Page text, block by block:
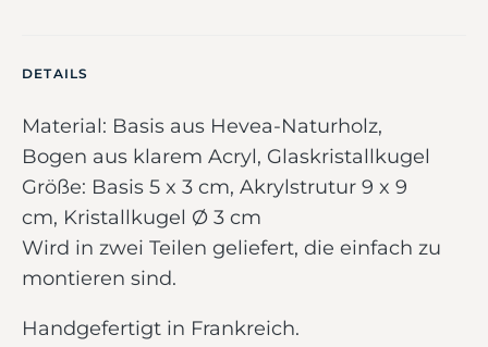
DETAILS
Material: Basis aus Hevea-Naturholz,
Bogen aus klarem Acryl, Glaskristallkugel
Größe: Basis 5 x 3 cm, Akrylstrutur 9 x 9
cm, Kristallkugel Ø 3 cm
Wird in zwei Teilen geliefert, die einfach zu
montieren sind.
Handgefertigt in Frankreich.